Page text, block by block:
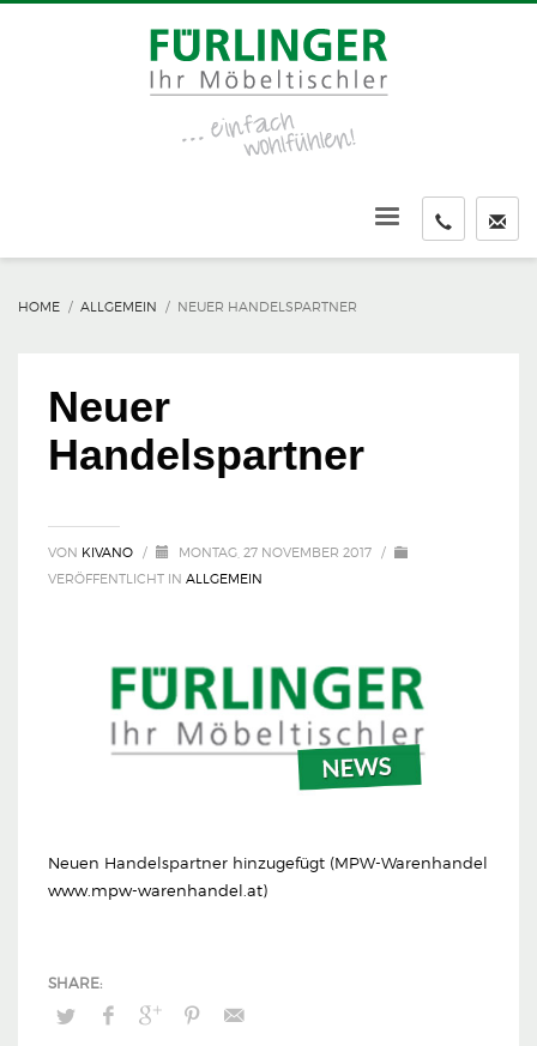
HOME ALLGEMEIN NEUER HANDELSPARTNER
Neuer
Handelspartner
VON KIVANO / MONTAG, 27 NOVEMBER 2017
/
VERÖFFENTLICHT IN ALLGEMEIN
Neuen Handelspartner hinzugefügt (MPW-Warenhandel
www.mpw-warenhandel.at)